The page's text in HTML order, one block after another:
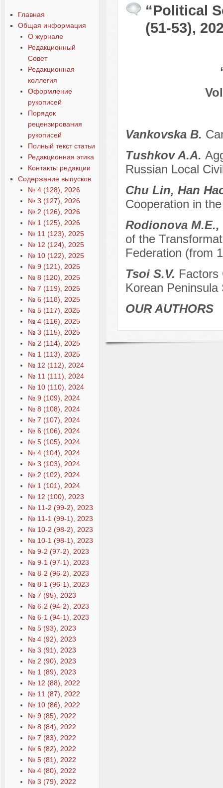
Главная
Общая информация
О журнале
Редакционный
Совет
Редакционная
коллегия
Оформление
рукописей
Порядок
рецензирования
рукописей
Полный текст статьи
Редакционная этика
Контакты редакции
Содержание выпусков
№ 4 (128), 2026
№ 3 (127), 2026
№ 2 (126), 2026
№ 1 (125), 2026
№ 11 (123), 2025
№ 12 (124), 2025
№ 10 (122), 2025
№ 9 (121), 2025
№ 8 (120), 2025
№ 7 (119), 2025
№ 6 (118), 2025
№ 5 (117), 2025
№ 4 (116), 2025
№ 3 (115), 2025
№ 2 (114), 2025
№ 1 (113), 2025
№ 12 (112), 2024
№ 11 (111), 2024
№ 10 (110), 2024
№ 9 (109), 2024
№ 8 (108), 2024
№ 7 (107), 2024
№ 6 (106), 2024
№ 5 (105), 2024
№ 4 (104), 2024
№ 3 (103), 2024
№ 2 (102), 2024
№ 1 (101), 2024
№ 12 (100), 2023
№ 11-2 (99-2), 2023
№ 11-1 (99-1), 2023
№ 10-2 (98-2), 2023
№ 10-1 (98-1), 2023
№ 9-2 (97-2), 2023
№ 9-1 (97-1), 2023
№ 8-2 (96-2), 2023
№ 8-1 (96-1), 2023
№ 7 (95), 2023
№ 6-2 (94-2), 2023
№ 6-1 (94-1), 2023
№ 5 (93), 2023
№ 4 (92), 2023
№ 3 (91), 2023
№ 2 (90), 2023
№ 1 (89), 2023
№ 12 (88), 2022
№ 11 (87), 2022
№ 10 (86), 2022
№ 9 (85), 2022
№ 8 (84), 2022
№ 7 (83), 2022
№ 6 (82), 2022
№ 5 (81), 2022
№ 4 (80), 2022
№ 3 (79), 2022
“Political
(51-53),
Vankovska B.
Tushkov A.A.
Russian Local
Chu Lin, Han
Cooperation in
Rodionova
of the
Federation (from
Tsoi S.V. Factors
Korean
OUR AUTHORS